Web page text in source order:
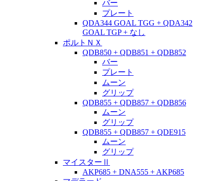
バー
プレート
QDA344 GOAL TGG + QDA342
GOAL TGP + なし
ポルトＮＸ
QDB850 + QDB851 + QDB852
バー
プレート
ムーン
グリップ
QDB855 + QDB857 + QDB856
ムーン
グリップ
QDB855 + QDB857 + QDE915
ムーン
グリップ
マイスターⅡ
AKP685 + DNA555 + AKP685